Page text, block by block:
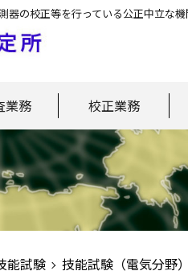
器の校正等を行っている公正中立な
業務 校正業務
能試験 技能試験（電気分野）